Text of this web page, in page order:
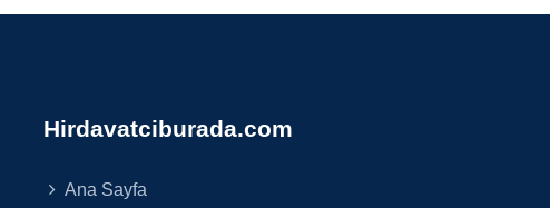
Hirdavatciburada.com
Ana Sayfa